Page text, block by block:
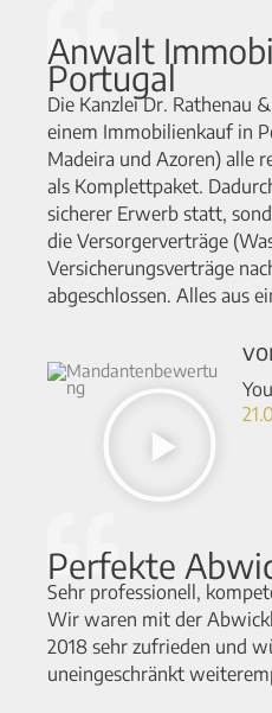
Anwalt
Portugal
Die Kanzlei Dr. Rathenau
einem Immobilienkauf in
Madeira und Azoren) alle
als Komplettpaket.
sicherer Erwerb statt,
die Versorgerverträge
Versicherungsverträge
abgeschlossen. Alles aus
Perfekte
Sehr professionell,
Wir waren mit der
2018 sehr zufrieden und
uneingeschränkt